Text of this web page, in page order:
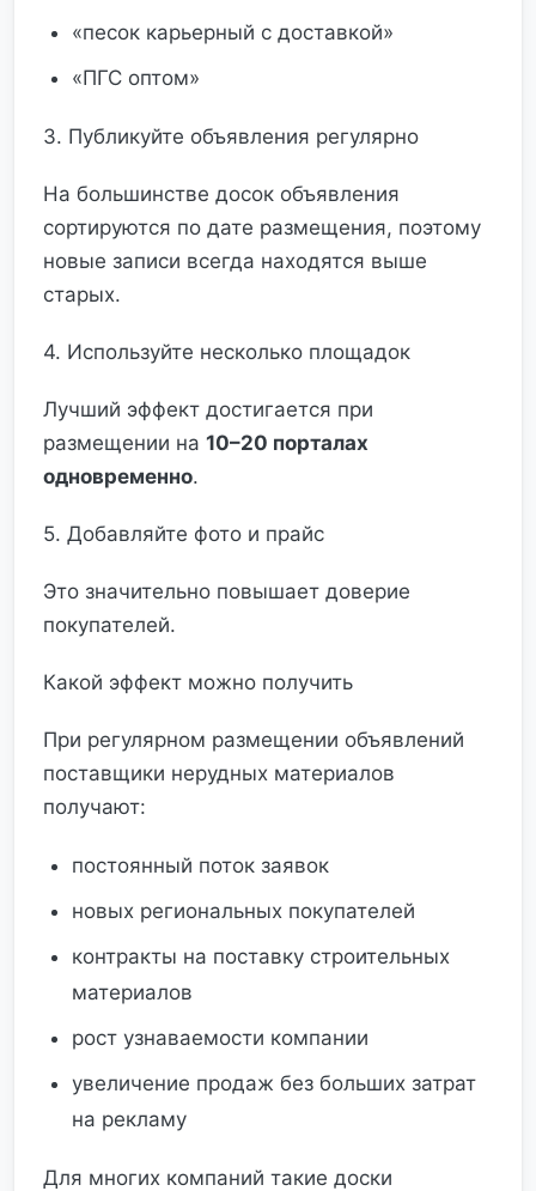
«песок карьерный с доставкой»
«ПГС оптом»
3. Публикуйте объявления регулярно
На большинстве досок объявления
сортируются по дате размещения, поэтому
новые записи всегда находятся выше
старых.
4. Используйте несколько площадок
Лучший эффект достигается при
размещении на 10–20 порталах
одновременно.
5. Добавляйте фото и прайс
Это значительно повышает доверие
покупателей.
Какой эффект можно получить
При регулярном размещении объявлений
поставщики нерудных материалов
получают:
постоянный поток заявок
новых региональных покупателей
контракты на поставку строительных
материалов
рост узнаваемости компании
увеличение продаж без больших затрат
на рекламу
Для многих компаний такие доски